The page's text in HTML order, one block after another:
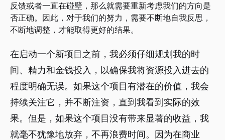
反馈或者一直在碰壁，那么就需要重新考虑我们的方向是
否正确。因此，对于我们的努力，需要不断地自我反思，
不断地调整，才能取得更好的结果。
在启动一个新项目之前，我必须仔细规划我的时
间、精力和金钱投入，以确保我将资源投入进去的
程度明确无误。如果这个项目有潜在的价值，我会
持续关注它，并不断注资，直到我看到实际的效
果。但是，如果这个项目没有带来显著的收益，我
就毫不犹豫地放弃，不再浪费时间。因为在商业